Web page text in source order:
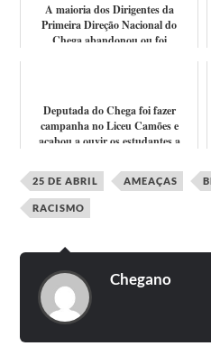
A maioria dos Dirigentes da
Primeira Direção Nacional do
Chega abandonou ou foi
Deputada do Chega foi fazer
campanha no Liceu Camões e
acabou a ouvir os estudantes a
25 DE ABRIL AMEAÇAS
RACISMO
Chegano